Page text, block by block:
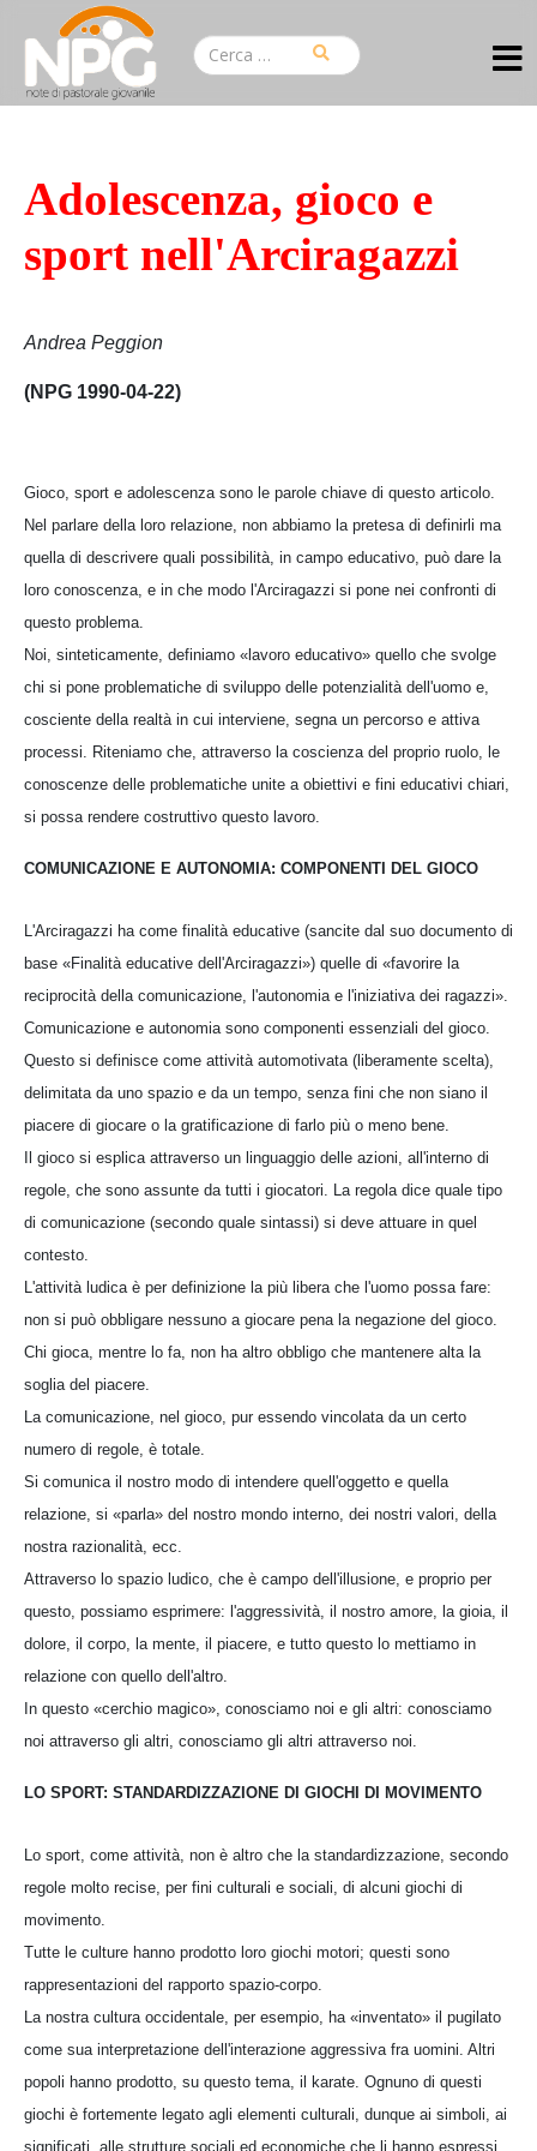
Adolescenza, gioco e
sport nell'Arciragazzi
Andrea Peggion
(NPG 1990-04-22)
Gioco, sport e adolescenza sono le parole chiave di questo articolo.
Nel parlare della loro relazione, non abbiamo la pretesa di definirli ma
quella di descrivere quali possibilità, in campo educativo, può dare la
loro conoscenza, e in che modo l'Arciragazzi si pone nei confronti di
questo problema.
Noi, sinteticamente, definiamo «lavoro educativo» quello che svolge
chi si pone problematiche di sviluppo delle potenzialità dell'uomo e,
cosciente della realtà in cui interviene, segna un percorso e attiva
processi. Riteniamo che, attraverso la coscienza del proprio ruolo, le
conoscenze delle problematiche unite a obiettivi e fini educativi chiari,
si possa rendere costruttivo questo lavoro.
COMUNICAZIONE E AUTONOMIA: COMPONENTI DEL GIOCO
L'Arciragazzi ha come finalità educative (sancite dal suo documento di
base «Finalità educative dell'Arciragazzi») quelle di «favorire la
reciprocità della comunicazione, l'autonomia e l'iniziativa dei ragazzi».
Comunicazione e autonomia sono componenti essenziali del gioco.
Questo si definisce come attività automotivata (liberamente scelta),
delimitata da uno spazio e da un tempo, senza fini che non siano il
piacere di giocare o la gratificazione di farlo più o meno bene.
Il gioco si esplica attraverso un linguaggio delle azioni, all'interno di
regole, che sono assunte da tutti i giocatori. La regola dice quale tipo
di comunicazione (secondo quale sintassi) si deve attuare in quel
contesto.
L'attività ludica è per definizione la più libera che l'uomo possa fare:
non si può obbligare nessuno a giocare pena la negazione del gioco.
Chi gioca, mentre lo fa, non ha altro obbligo che mantenere alta la
soglia del piacere.
La comunicazione, nel gioco, pur essendo vincolata da un certo
numero di regole, è totale.
Si comunica il nostro modo di intendere quell'oggetto e quella
relazione, si «parla» del nostro mondo interno, dei nostri valori, della
nostra razionalità, ecc.
Attraverso lo spazio ludico, che è campo dell'illusione, e proprio per
questo, possiamo esprimere: l'aggressività, il nostro amore, la gioia, il
dolore, il corpo, la mente, il piacere, e tutto questo lo mettiamo in
relazione con quello dell'altro.
In questo «cerchio magico», conosciamo noi e gli altri: conosciamo
noi attraverso gli altri, conosciamo gli altri attraverso noi.
LO SPORT: STANDARDIZZAZIONE DI GIOCHI DI MOVIMENTO
Lo sport, come attività, non è altro che la standardizzazione, secondo
regole molto recise, per fini culturali e sociali, di alcuni giochi di
movimento.
Tutte le culture hanno prodotto loro giochi motori; questi sono
rappresentazioni del rapporto spazio-corpo.
La nostra cultura occidentale, per esempio, ha «inventato» il pugilato
come sua interpretazione dell'interazione aggressiva fra uomini. Altri
popoli hanno prodotto, su questo tema, il karate. Ognuno di questi
giochi è fortemente legato agli elementi culturali, dunque ai simboli, ai
significati, alle strutture sociali ed economiche che li hanno espressi.